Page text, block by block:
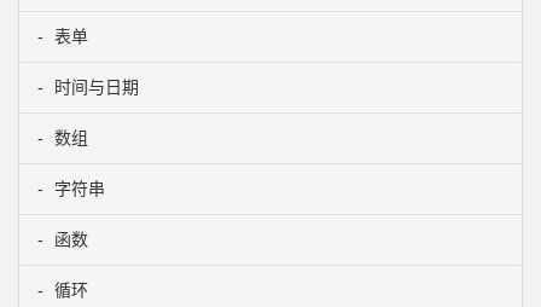
表单
时间与日期
数组
字符串
函数
循环